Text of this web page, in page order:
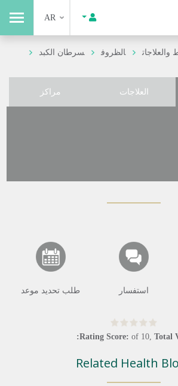
AR
والعلاجات الظروف سرطان الكبد
العلاجات مراكز
استفسار طلب تحديد موعد
Rating Score: of 10, Total
Related Health